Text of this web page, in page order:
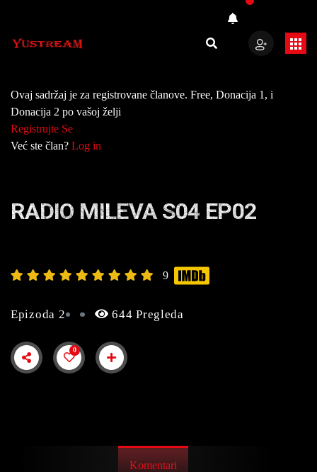
Ovaj sadržaj je za registrovane članove. Free, Donacija 1, i
Donacija 2 po vašoj želji
Registrujte Se
Već ste član? Log in
RADIO MILEVA S04 EP02
9
Epizoda 2 644 Pregleda
0
Komentari